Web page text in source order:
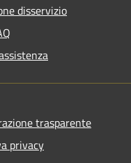
disservizio
trasparente
privacy